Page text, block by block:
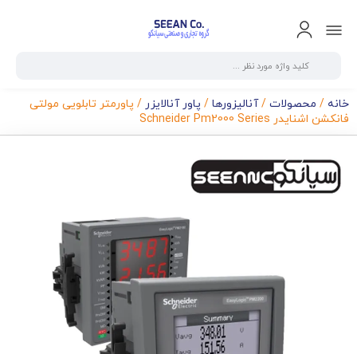
خانه / محصولات /آنالیزورها / پاور آنالایزر / پاورمتر تابلویی مولتی
فانکشن اشنایدر Schneider Pm2000 Series